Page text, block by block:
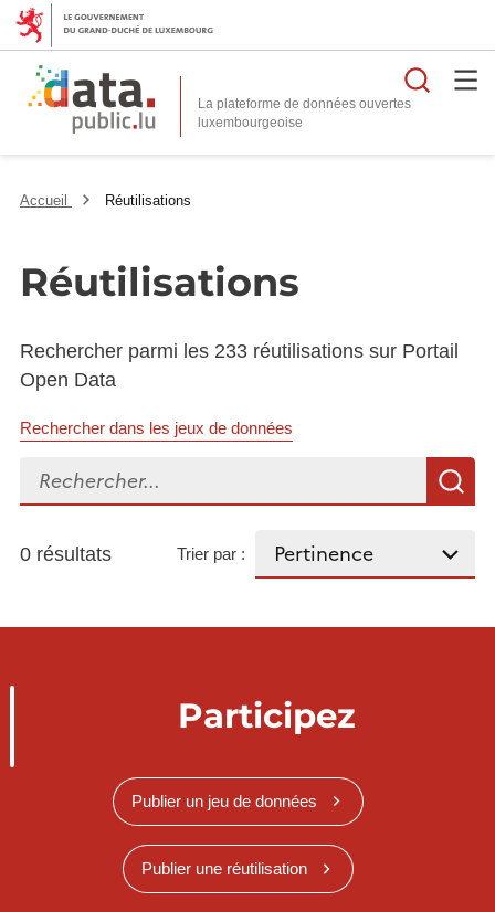
La plateforme de données ouvertes
Accueil Réutilisations
Réutilisations
Rechercher parmi les 233 réutilisations sur Portail
Open Data
Rechercher dans les jeux de données
Rechercher...
0 résultats Trier par :
Participez
Publier un jeu de données
Publier une réutilisation